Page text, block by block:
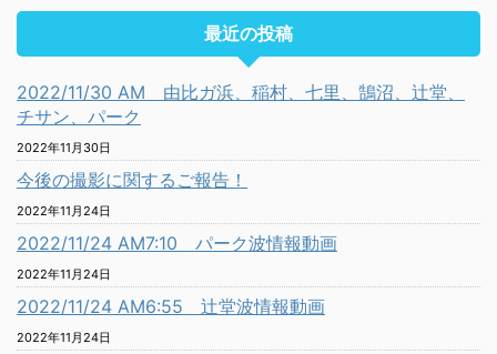
最近の投稿
2022/11/30 AM 由比ガ浜、稲村、七里、鵠沼、辻堂、
チサン、パーク
2022年11月30日
今後の撮影に関するご報告！
2022年11月24日
2022/11/24 AM7:10 パーク波情報動画
2022年11月24日
2022/11/24 AM6:55 辻堂波情報動画
2022年11月24日